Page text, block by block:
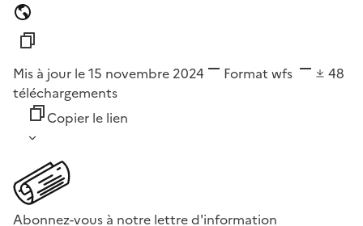
Mis à jour le 15 novembre 2024 Format wfs
48
téléchargements
Copier le lien
Abonnez-vous à notre lettre d'information